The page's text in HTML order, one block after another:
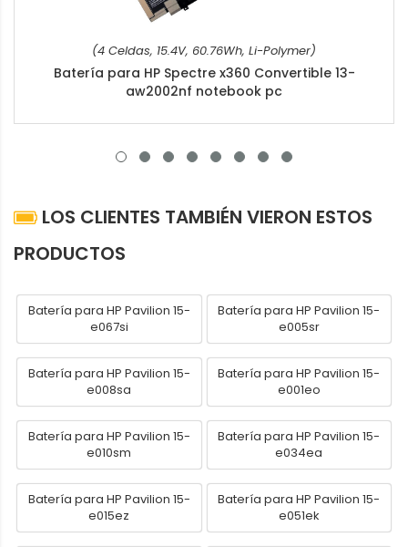
(4 Celdas, 15.4V, 60.76Wh, Li-Polymer)
Batería para HP Spectre x360 Convertible 13-
aw2002nf notebook pc
LOS CLIENTES TAMBIÉN VIERON ESTOS
PRODUCTOS
Batería para HP Pavilion 15-
e067si
Batería para HP Pavilion 15-
e005sr
Batería para HP Pavilion 15-
e008sa
Batería para HP Pavilion 15-
e001eo
Batería para HP Pavilion 15-
e010sm
Batería para HP Pavilion 15-
e034ea
Batería para HP Pavilion 15-
e015ez
Batería para HP Pavilion 15-
e051ek